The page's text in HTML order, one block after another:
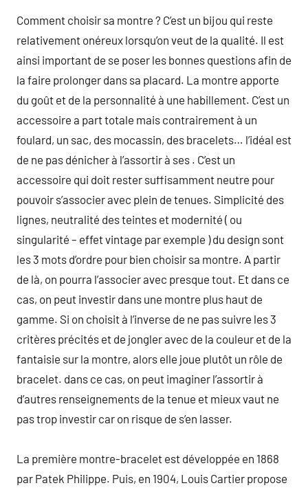
Comment choisir sa montre ? C’est un bijou qui reste
relativement onéreux lorsqu’on veut de la qualité. Il est
ainsi important de se poser les bonnes questions afin de
la faire prolonger dans sa placard. La montre apporte
du goût et de la personnalité à une habillement. C’est un
accessoire a part totale mais contrairement à un
foulard, un sac, des mocassin, des bracelets… l’idéal est
de ne pas dénicher à l’assortir à ses . C’est un
accessoire qui doit rester suffisamment neutre pour
pouvoir s’associer avec plein de tenues. Simplicité des
lignes, neutralité des teintes et modernité ( ou
singularité – effet vintage par exemple ) du design sont
les 3 mots d’ordre pour bien choisir sa montre. A partir
de là, on pourra l’associer avec presque tout. Et dans ce
cas, on peut investir dans une montre plus haut de
gamme. Si on choisit à l’inverse de ne pas suivre les 3
critères précités et de jongler avec de la couleur et de la
fantaisie sur la montre, alors elle joue plutôt un rôle de
bracelet. dans ce cas, on peut imaginer l’assortir à
d’autres renseignements de la tenue et mieux vaut ne
pas trop investir car on risque de s’en lasser.
La première montre-bracelet est développée en 1868
par Patek Philippe. Puis, en 1904, Louis Cartier propose